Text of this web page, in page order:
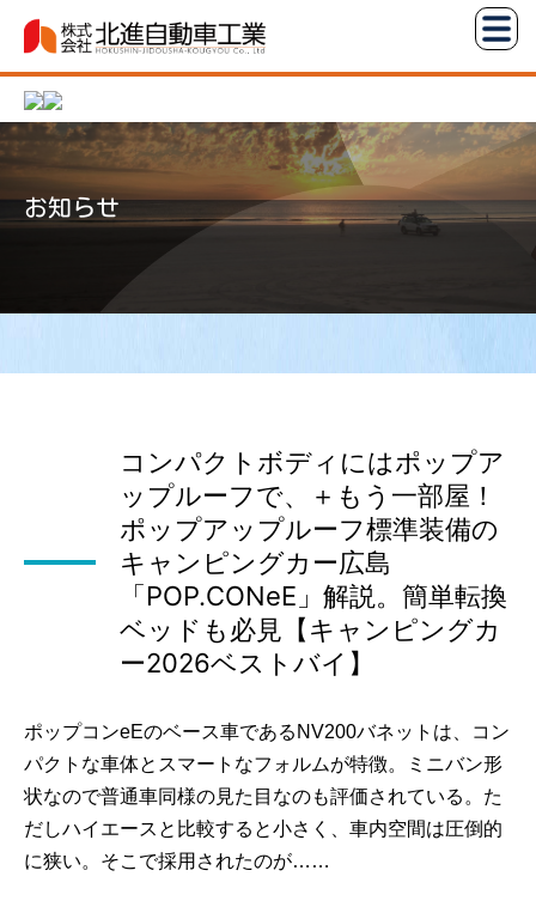
テ
ツ
へ
株
式
会
社
北
進
お知らせ
コンパクトボディにはポップア
ップルーフで、＋もう一部屋！
ポップアップルーフ標準装備の
キャンピングカー広島
「POP.CONeE」解説。簡単転換
ベッドも必見【キャンピングカ
ー2026ベストバイ】
ポップコンeEのベース車であるNV200バネットは、コン
パクトな車体とスマートなフォルムが特徴。ミニバン形
状なので普通車同様の見た目なのも評価されている。た
だしハイエースと比較すると小さく、車内空間は圧倒的
に狭い。そこで採用されたのが……